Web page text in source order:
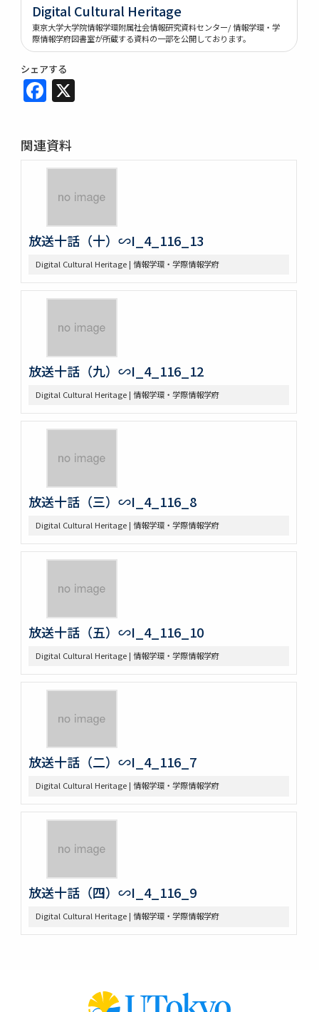
Digital Cultural Heritage
東京大学大学院情報学環附属社会情報研究資料センター/ 情報学環・学
際情報学府図書室が所蔵する資料の一部を公開しております。
シェアする
Facebook
関連資料
放送十話（十）∽I_4_116_13
Digital Cultural Heritage | 情報学環・学際情報学府
放送十話（九）∽I_4_116_12
Digital Cultural Heritage | 情報学環・学際情報学府
放送十話（三）∽I_4_116_8
Digital Cultural Heritage | 情報学環・学際情報学府
放送十話（五）∽I_4_116_10
Digital Cultural Heritage | 情報学環・学際情報学府
放送十話（二）∽I_4_116_7
Digital Cultural Heritage | 情報学環・学際情報学府
放送十話（四）∽I_4_116_9
Digital Cultural Heritage | 情報学環・学際情報学府